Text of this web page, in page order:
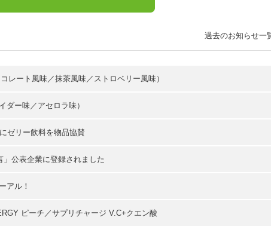
レート風味／抹茶風味／ストロベリー風味）
ダー味／アセロラ味）
ゼリー飲料を物品協賛
公表企業に登録されました
アル！
ピーチ／サプリチャージ V.C+クエン酸
過去のお知らせ一